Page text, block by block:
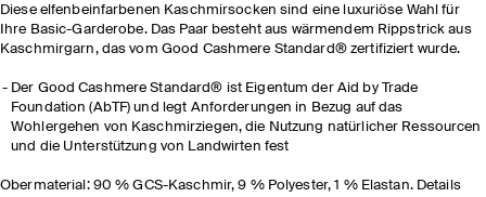
Diese elfenbeinfarbenen Kaschmirsocken sind eine luxuriöse Wahl für
Ihre Basic-Garderobe. Das Paar besteht aus wärmendem Rippstrick aus
Kaschmirgarn, das vom Good Cashmere Standard® zertifiziert wurde.
Der Good Cashmere Standard® ist Eigentum der Aid by Trade
Foundation (AbTF) und legt Anforderungen in Bezug auf das
Wohlergehen von Kaschmirziegen, die Nutzung natürlicher Ressourcen
und die Unterstützung von Landwirten fest
Obermaterial: 90 % GCS-Kaschmir, 9 % Polyester, 1 % Elastan. Details